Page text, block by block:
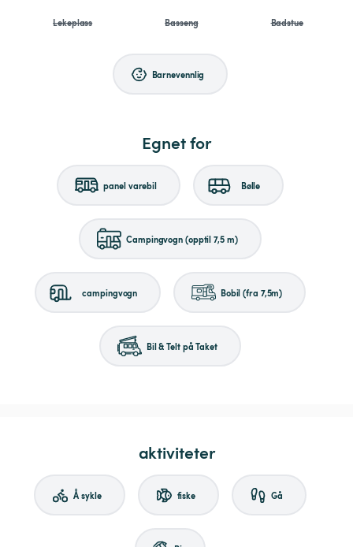
Lekeplass Basseng Badstue
Barnevennlig
Egnet for
panel varebil Bølle
Campingvogn (opptil 7,5 m)
campingvogn Bobil (fra 7,5m)
Bil & Telt på Taket
aktiviteter
Å sykle fiske Gå